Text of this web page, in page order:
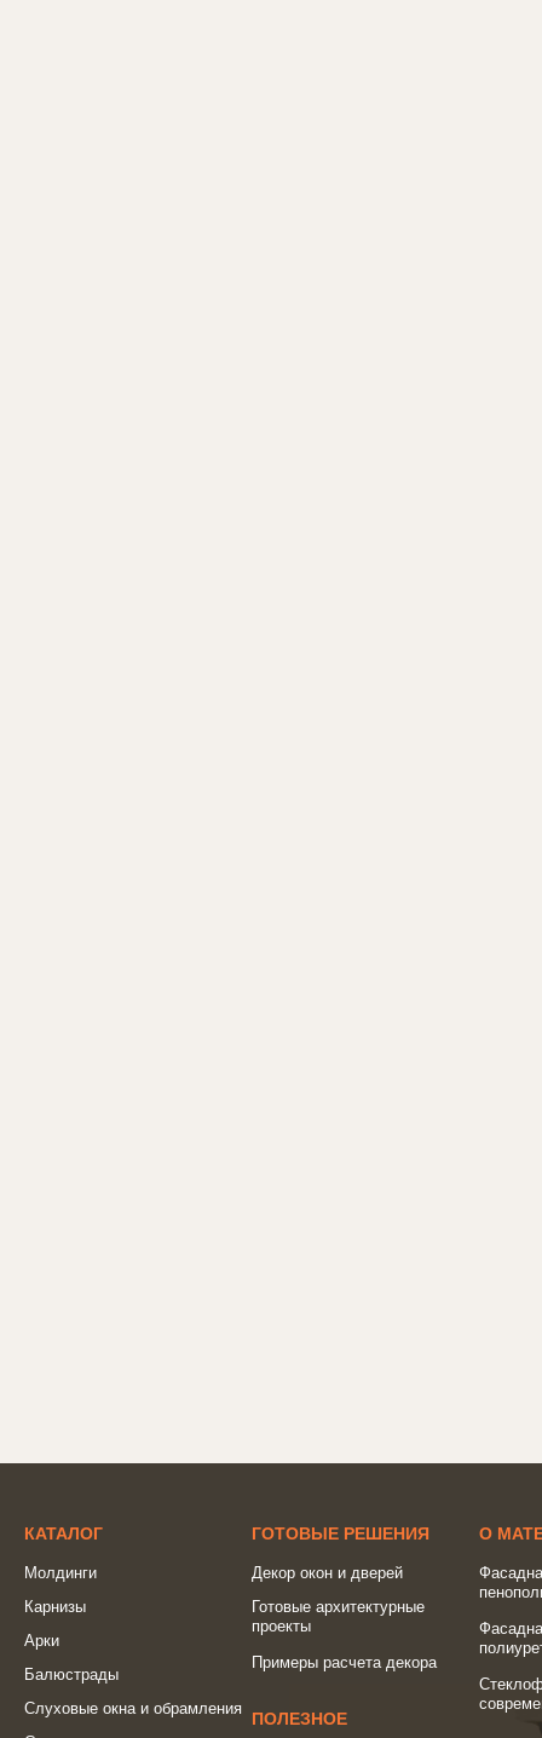
КАТАЛОГ
Молдинги
Карнизы
Арки
Балюстрады
Слуховые окна и обрамления
ГОТОВЫЕ РЕШЕНИЯ
Декор окон и дверей
Готовые архитектурные
проекты
Примеры расчета декора
ПОЛЕЗНОЕ
О